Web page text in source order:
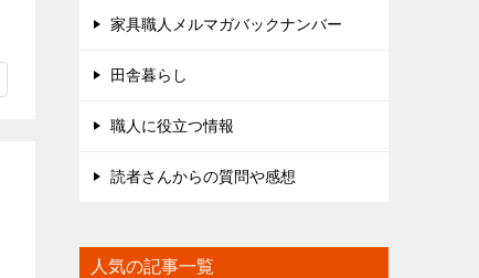
家具職人メルマガバックナンバー
田舎暮らし
職人に役立つ情報
読者さんからの質問や感想
人気の記事一覧